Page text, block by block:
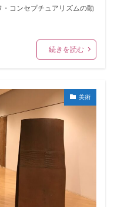
コンセプチュアリズムの動
続きを読む
美術